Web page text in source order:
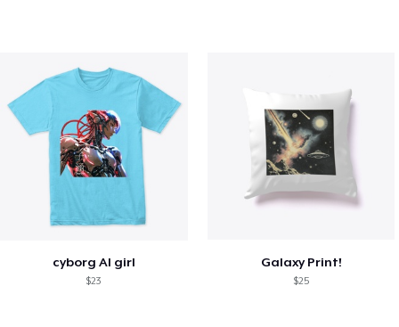
cyborg AI girl
$23
Galaxy Print!
$25